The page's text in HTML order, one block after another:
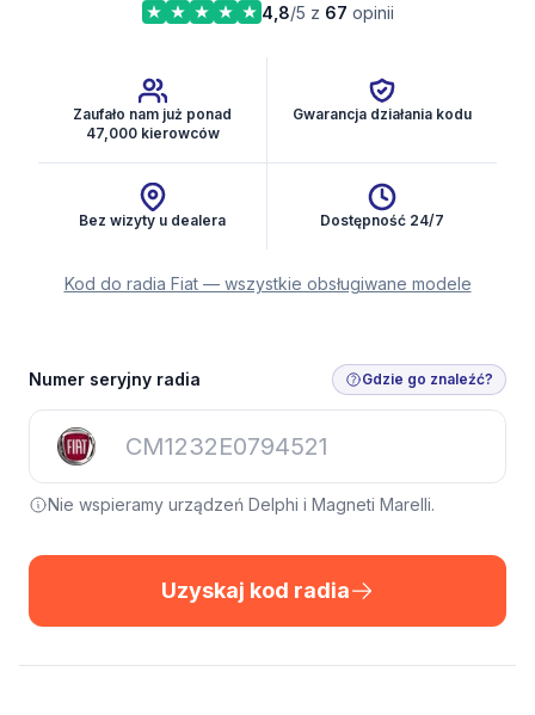
4,8/5 z 67 opinii
Zaufało nam już ponad
47,000 kierowców
Gwarancja działania kodu
Bez wizyty u dealera Dostępność 24/7
Kod do radia Fiat — wszystkie obsługiwane modele
Numer seryjny radia Gdzie go znaleźć?
Nie wspieramy urządzeń Delphi i Magneti Marelli.
Uzyskaj kod radia